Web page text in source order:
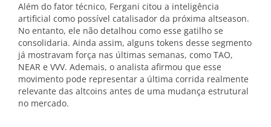
Além do fator técnico, Fergani citou a inteligência
artificial como possível catalisador da próxima altseason.
No entanto, ele não detalhou como esse gatilho se
consolidaria. Ainda assim, alguns tokens desse segmento
já mostravam força nas últimas semanas, como TAO,
NEAR e VVV. Ademais, o analista afirmou que esse
movimento pode representar a última corrida realmente
relevante das altcoins antes de uma mudança estrutural
no mercado.